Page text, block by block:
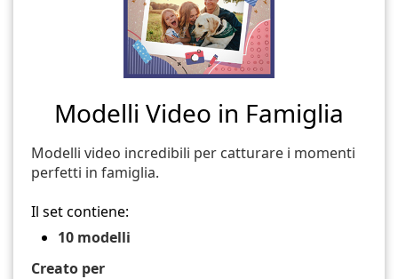
Modelli Video in Famiglia
Modelli video incredibili per catturare i momenti
perfetti in famiglia.
Il set contiene:
10 modelli
Creato per